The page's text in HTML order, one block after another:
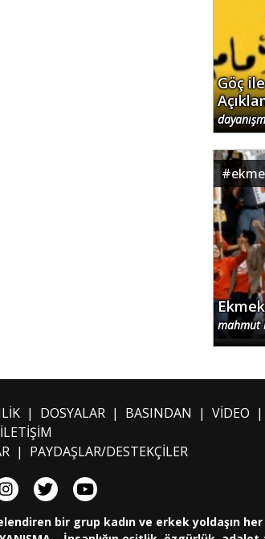
Göç
#
mahmut
| DOSYALAR| BASINDAN | VİDEO |
İLETİŞİM
| PAYDAŞLAR/DESTEKÇİLER
bir grup kadın ve erkek yoldaşın her